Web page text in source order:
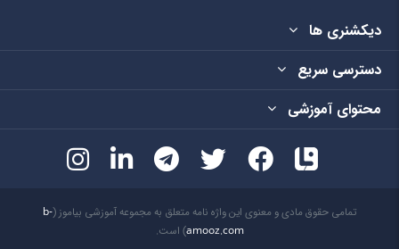
دیکشنری ها
دسترسی سریع
محتوای آموزشی
تمامی حقوق مادی و معنوی این واژه نامه متعلق به مجموعه آموزشی بیاموز (b-
amooz.com) است.